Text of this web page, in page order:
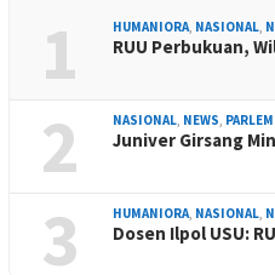
1 HUMANIORA, NASIONAL,
RUU Perbukuan,
2 NASIONAL, NEWS,
Juniver Girsang
3 HUMANIORA, NASIONAL,
Dosen Ilpol USU: